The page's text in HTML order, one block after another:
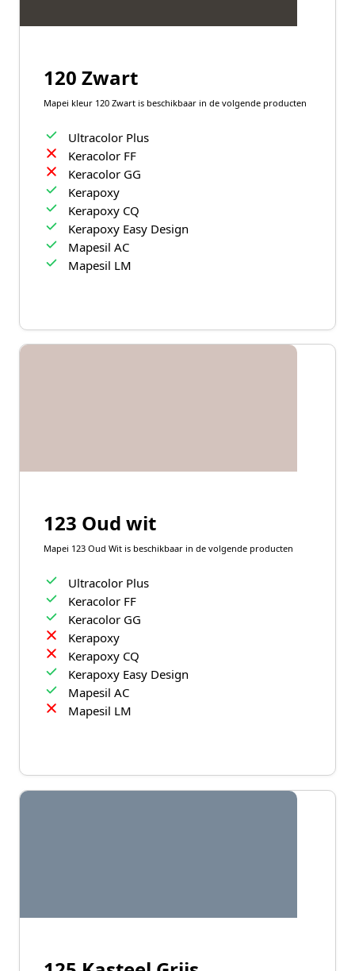
120 Zwart
Mapei kleur 120 Zwart is beschikbaar in de volgende producten
Ultracolor Plus
Keracolor FF
Keracolor GG
Kerapoxy
Kerapoxy CQ
Kerapoxy Easy Design
Mapesil AC
Mapesil LM
123 Oud wit
Mapei 123 Oud Wit is beschikbaar in de volgende producten
Ultracolor Plus
Keracolor FF
Keracolor GG
Kerapoxy
Kerapoxy CQ
Kerapoxy Easy Design
Mapesil AC
Mapesil LM